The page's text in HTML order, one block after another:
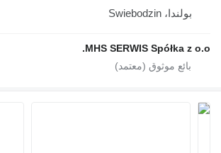
MHS SERWIS